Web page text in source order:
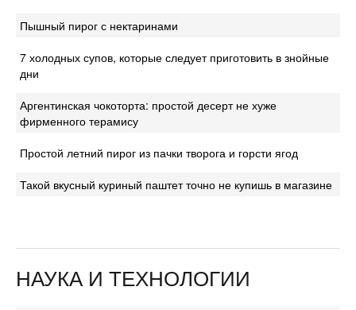
Пышный пирог с нектаринами
7 холодных супов, которые следует приготовить в знойные
дни
Аргентинская чокоторта: простой десерт не хуже
фирменного терамису
Простой летний пирог из пачки творога и горсти ягод
Такой вкусный куриный паштет точно не купишь в магазине
НАУКА И ТЕХНОЛОГИИ